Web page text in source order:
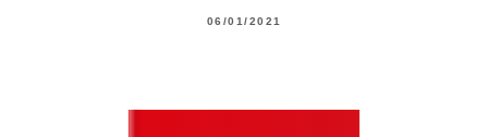
06/01/2021